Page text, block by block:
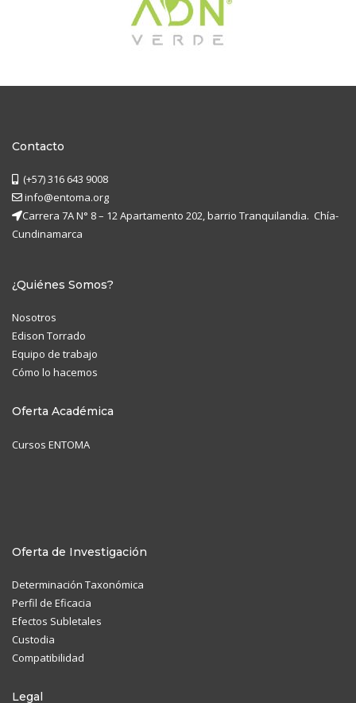
Contacto
(+57) 316 643 9008
info@entoma.org
Carrera 7A N° 8 – 12 Apartamento 202, barrio Tranquilandia. Chía-
Cundinamarca
¿Quiénes Somos?
Nosotros
Edison Torrado
Equipo de trabajo
Cómo lo hacemos
Oferta Académica
Cursos ENTOMA
Oferta de Investigación
Determinación Taxonómica
Perfil de Eficacia
Efectos Subletales
Custodia
Compatibilidad
Legal